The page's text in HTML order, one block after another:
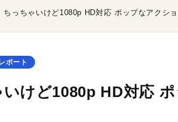
ちっちゃいけど1080p HD対応 ポップなアクシ
ポート
けど1080p HD対応